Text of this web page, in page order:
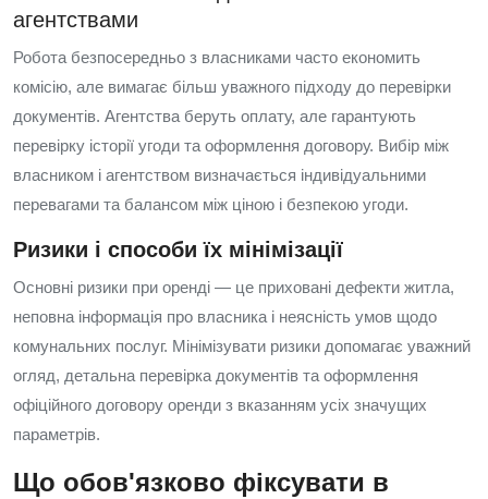
агентствами
Робота безпосередньо з власниками часто економить
комісію, але вимагає більш уважного підходу до перевірки
документів. Агентства беруть оплату, але гарантують
перевірку історії угоди та оформлення договору. Вибір між
власником і агентством визначається індивідуальними
перевагами та балансом між ціною і безпекою угоди.
Ризики і способи їх мінімізації
Основні ризики при оренді — це приховані дефекти житла,
неповна інформація про власника і неясність умов щодо
комунальних послуг. Мінімізувати ризики допомагає уважний
огляд, детальна перевірка документів та оформлення
офіційного договору оренди з вказанням усіх значущих
параметрів.
Що обов'язково фіксувати в